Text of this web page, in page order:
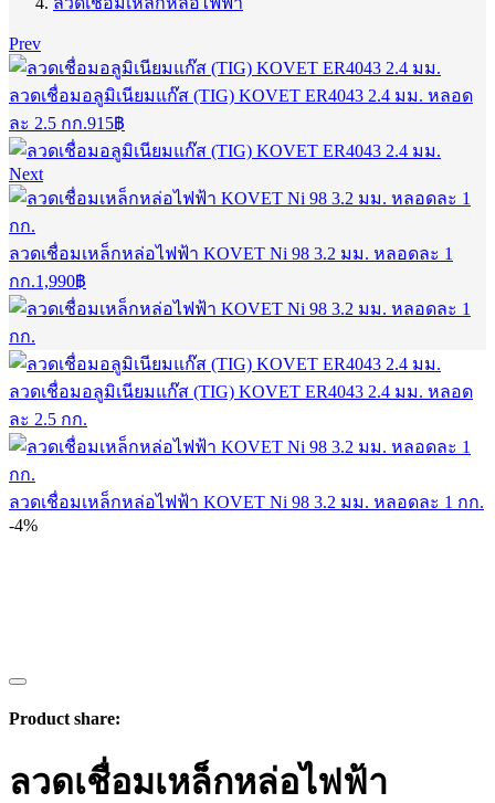
Prev
ลวดเชื่อมอลูมิเนียมแก๊ส (TIG) KOVET ER4043 2.4 มม. หลอด
ละ 2.5 กก.915฿
Next
ลวดเชื่อมเหล็กหล่อไฟฟ้า KOVET Ni 98 3.2 มม. หลอดละ 1
กก.1,990฿
ลวดเชื่อมอลูมิเนียมแก๊ส (TIG) KOVET ER4043 2.4 มม. หลอด
ละ 2.5 กก.
ลวดเชื่อมเหล็กหล่อไฟฟ้า KOVET Ni 98 3.2 มม. หลอดละ 1 กก.
-4%
Product share:
ลวดเชื่อมเหล็กหล่อไฟฟ้า